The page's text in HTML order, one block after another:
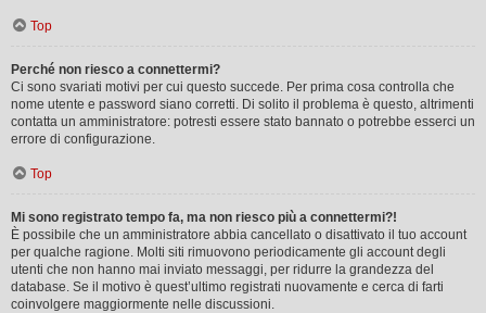
Top
Perché non riesco a connettermi?
Ci sono svariati motivi per cui questo succede. Per prima cosa controlla che
nome utente e password siano corretti. Di solito il problema è questo, altrimenti
contatta un amministratore: potresti essere stato bannato o potrebbe esserci un
errore di configurazione.
Top
Mi sono registrato tempo fa, ma non riesco più a connettermi?!
È possibile che un amministratore abbia cancellato o disattivato il tuo account
per qualche ragione. Molti siti rimuovono periodicamente gli account degli
utenti che non hanno mai inviato messaggi, per ridurre la grandezza del
database. Se il motivo è quest’ultimo registrati nuovamente e cerca di farti
coinvolgere maggiormente nelle discussioni.